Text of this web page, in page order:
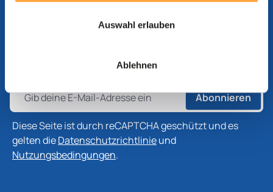
Auswahl erlauben
Ablehnen
Abonnieren Sie unseren Newsletter, um die neuesten
Branchenentwicklungen zu erhalten.
Abonnieren
Diese Seite ist durch reCAPTCHA geschützt und es
gelten dieDatenschutzrichtlinieund
Nutzungsbedingungen.